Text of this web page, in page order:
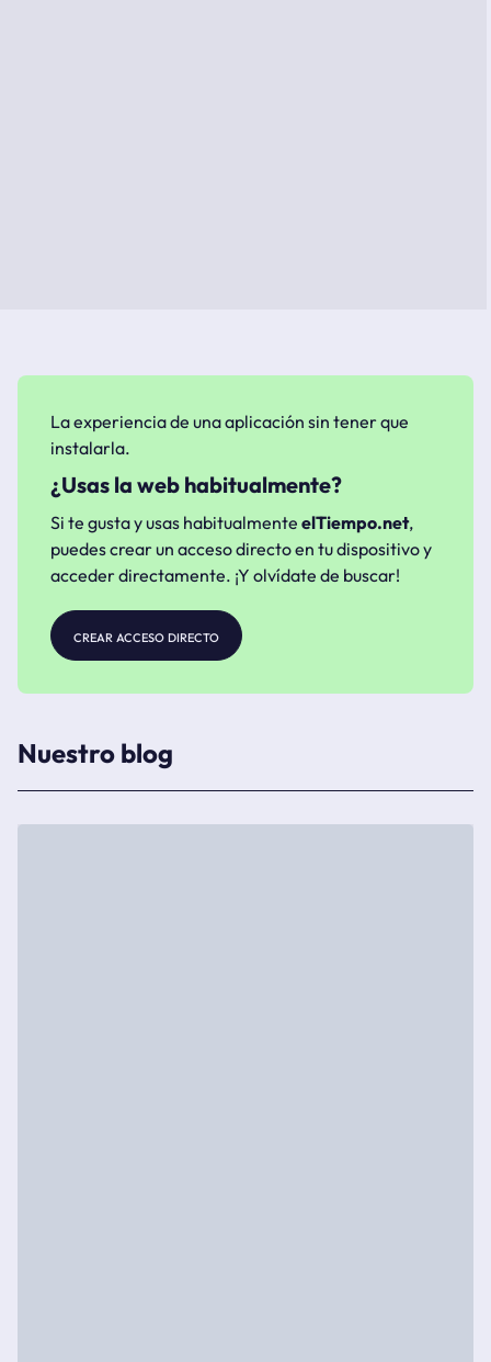
La experiencia de una aplicación sin tener que
instalarla.
¿Usas la web habitualmente?
Si te gusta y usas habitualmente elTiempo.net,
puedes crear un acceso directo en tu dispositivo y
acceder directamente. ¡Y olvídate de buscar!
crear acceso directo
Nuestro blog